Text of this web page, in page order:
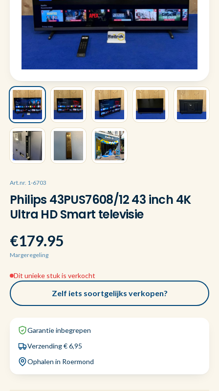
Art.nr. 1-6703
Philips 43PUS7608/12 43 inch 4K
Ultra HD Smart televisie
€179.95
Margeregeling
Dit unieke stuk is verkocht
Zelf iets soortgelijks verkopen?
Garantie inbegrepen
Verzending € 6,95
Ophalen in Roermond